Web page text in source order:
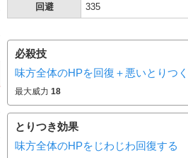
回避 335
必殺技
味方全体のHPを回復＋悪いとりつ
最大威力 18
とりつき効果
味方全体のHPをじわじわ回復する